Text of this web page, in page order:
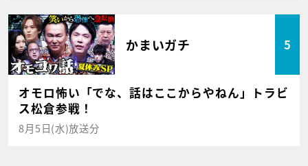
かまいガチ 5
オモロ怖い「でな、話はここからやねん」トラビ
ス松倉参戦！
8月5日(水)放送分